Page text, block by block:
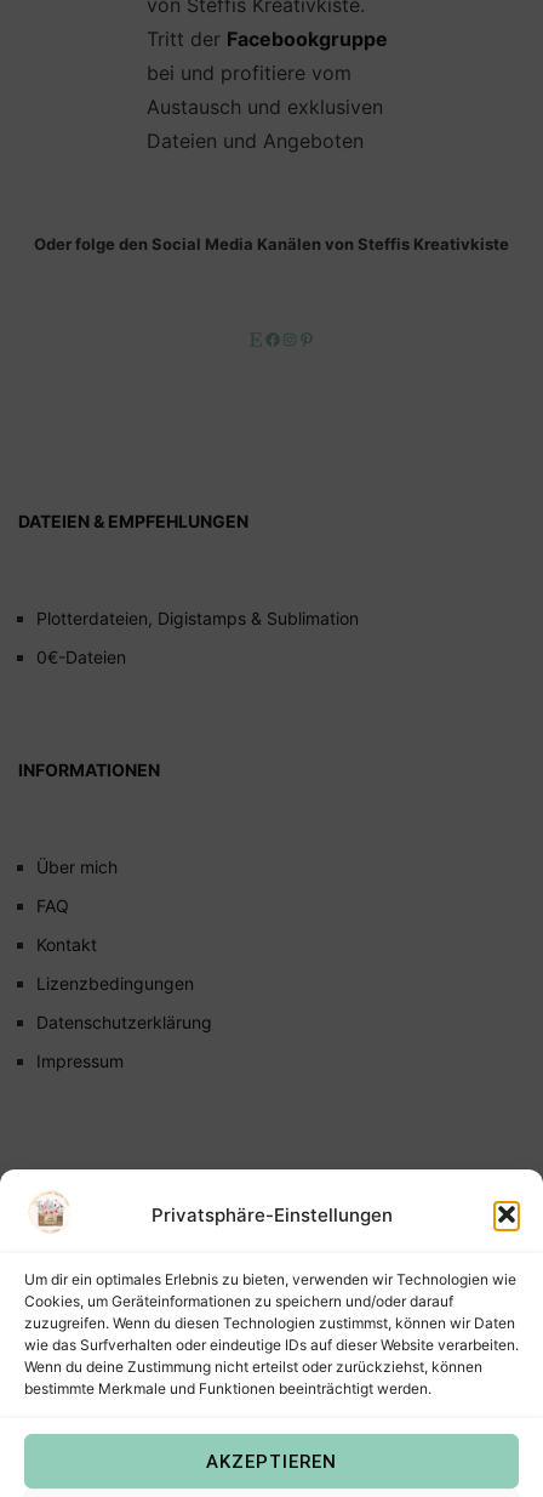
Privatsphäre-Einstellungen
Um dir ein optimales Erlebnis zu bieten, verwenden wir Technologien wie
Cookies, um Geräteinformationen zu speichern und/oder darauf
zuzugreifen. Wenn du diesen Technologien zustimmst, können wir Daten
wie das Surfverhalten oder eindeutige IDs auf dieser Website verarbeiten.
Wenn du deine Zustimmung nicht erteilst oder zurückziehst, können
bestimmte Merkmale und Funktionen beeinträchtigt werden.
AKZEPTIEREN
von Steffis Kreativkiste.
Tritt der Facebookgruppe
bei und profitiere vom
Austausch und exklusiven
Dateien und Angeboten
Oder folge den Social Media Kanälen von Steffis Kreativkiste
EtsyFacebook
Instagram
DATEIEN & EMPFEHLUNGEN
Plotterdateien, Digistamps & Sublimation
0€-Dateien
INFORMATIONEN
Über mich
FAQ
Kontakt
Lizenzbedingungen
Datenschutzerklärung
Impressum
Copyright © 2022Steffis Kreativkiste – Plotterdateien,